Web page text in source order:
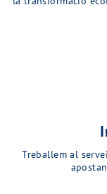
Treballem al